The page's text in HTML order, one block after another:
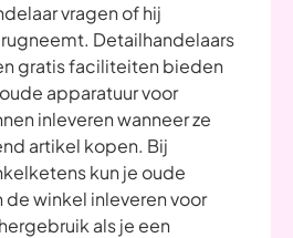
vragen of hij
Detailhandelaars
gratis faciliteiten bieden
apparatuur voor
inleveren wanneer ze
artikel kopen. Bij
kun je oude
de winkel inleveren voor
als je een